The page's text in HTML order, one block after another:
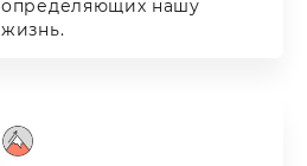
определяющих нашу
жизнь.